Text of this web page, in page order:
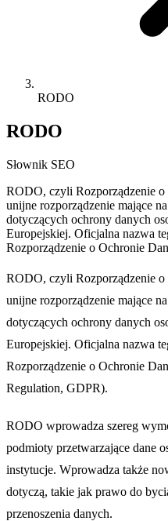
RODO
RODO
Słownik SEO
RODO, czyli Rozporządzenie
unijne rozporządzenie mające
dotyczących ochrony danych
Europejskiej. Oficjalna nazwa
Rozporządzenie o Ochronie
RODO, czyli Rozporządzenie
unijne rozporządzenie mające
dotyczących ochrony danych
Europejskiej. Oficjalna nazwa
Rozporządzenie o Ochronie
Regulation, GDPR).
RODO wprowadza szereg
podmioty przetwarzające dane
instytucje. Wprowadza także
dotyczą, takie jak prawo do
przenoszenia danych.